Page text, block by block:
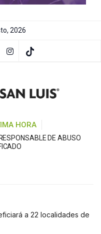
2026
HORA
DE ABUSO
a 22 localidades de